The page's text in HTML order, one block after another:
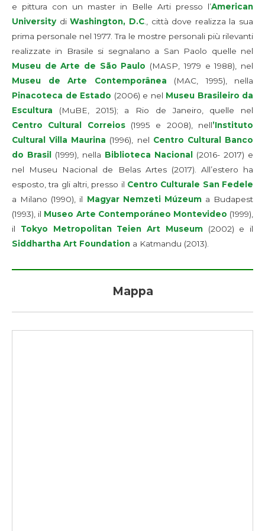
e pittura con un master in Belle Arti presso l’American
University diWashington, D.C., città dove realizza la sua
prima personale nel 1977. Tra le mostre personali più rilevanti
realizzate in Brasile si segnalano a San Paolo quelle nel
Museu de Arte de São Paulo (MASP, 1979 e 1988), nel
Museu de Arte Contemporânea (MAC, 1995), nella
Pinacoteca de Estado (2006) e nel Museu Brasileiro da
Escultura (MuBE, 2015); a Rio de Janeiro, quelle nel
Centro Cultural Correios(1995 e 2008), nell’Instituto
Cultural Villa Maurina (1996), nel Centro Cultural Banco
do Brasil
(1999), nella Biblioteca Nacional
(2016- 2017) e
nel Museu Nacional de Belas Artes (2017). All’estero ha
esposto, tra gli altri, presso il Centro Culturale San Fedele
a Milano (1990), il Magyar Nemzeti Múzeuma Budapest
(1993), il Museo Arte Contemporáneo Montevideo (1999),
il Tokyo Metropolitan Teien Art Museum(2002) e il
Siddhartha Art Foundation a Katmandu (2013).
Mappa